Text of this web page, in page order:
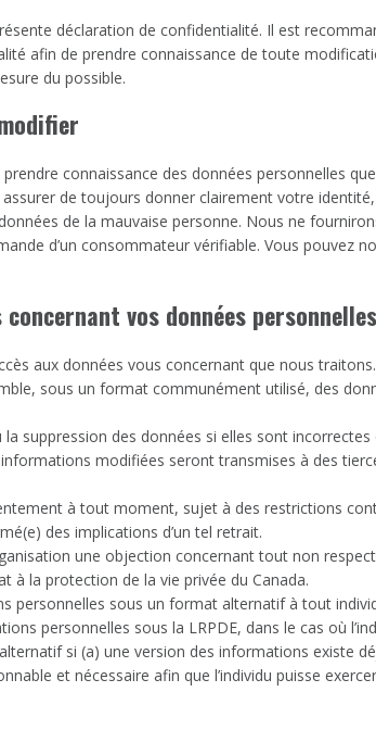
déclaration de confidentialité. Il est
afin de prendre connaissance de toute
du possible.
connaissance des données personnelles
de toujours donner clairement votre
de la mauvaise personne. Nous ne
d’un consommateur vérifiable. Vous pouvez
vos données personnelles
aux données vous concernant que nous traitons.
sous un format communément utilisé, des
suppression des données si elles sont
modifiées seront transmises à des
à tout moment, sujet à des restrictions
des implications d’un tel retrait.
une objection concernant tout non
à la protection de la vie privée du Canada.
personnelles sous un format alternatif à tout
personnelles sous la LRPDE, dans le cas où
si (a) une version des informations existe
et nécessaire afin que l’individu puisse